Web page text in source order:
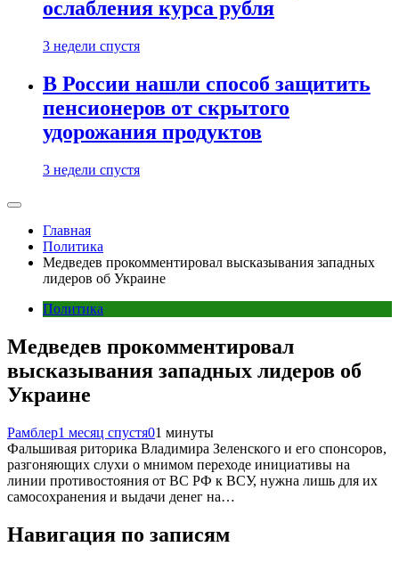
ослабления курса рубля
3 недели спустя
В России нашли способ защитить
пенсионеров от скрытого
удорожания продуктов
3 недели спустя
Главная
Политика
Медведев прокомментировал высказывания западных
лидеров об Украине
Политика
Медведев прокомментировал
высказывания западных лидеров об
Украине
Рамблер1 месяц спустя01 минуты
Фальшивая риторика Владимира Зеленского и его спонсоров,
разгоняющих слухи о мнимом переходе инициативы на
линии противостояния от ВС РФ к ВСУ, нужна лишь для их
самосохранения и выдачи денег на…
Навигация по записям